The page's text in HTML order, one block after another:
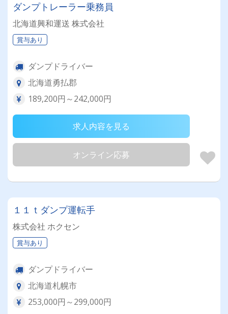
ダンプトレーラー乗務員
北海道興和運送 株式会社
賞与あり
ダンプドライバー
北海道勇払郡
189,200円～242,000円
求人内容を見る
オンライン応募
１１ｔダンプ運転手
株式会社 ホクセン
賞与あり
ダンプドライバー
北海道札幌市
253,000円～299,000円